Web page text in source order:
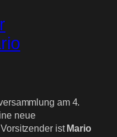
am 4.
neue
istMario